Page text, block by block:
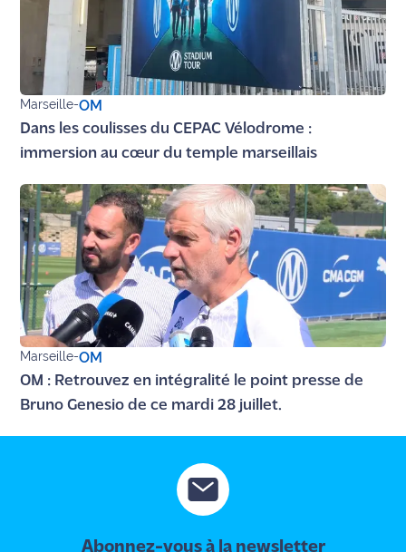
Bon
plan
sortie
contacter
et voir
Maritima
Qui
sommes
nous ?
Devenir
annonceur
Recrutement
d'utilisation du
Marseille-OM
Dans les coulisses du CEPAC Vélodrome :
immersion au cœur du temple marseillais
Marseille-OM
OM : Retrouvez en intégralité le point presse de
Bruno Genesio de ce mardi 28 juillet.
Abonnez-vous à la newsletter